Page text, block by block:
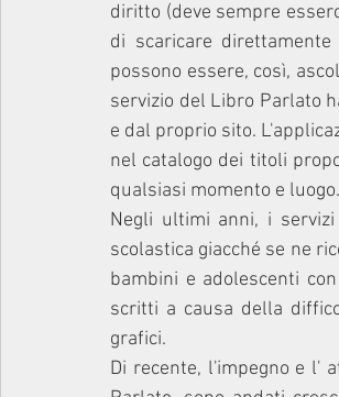
diritto (deve sempre
di scaricare
possono essere, così,
servizio del Libro Parlato
e dal proprio sito.
nel catalogo dei titoli
qualsiasi momento e luogo.
Negli ultimi anni, i
scolastica giacché se ne
bambini e adolescenti
scritti a causa della
grafici.
Di recente, l'impegno e l'